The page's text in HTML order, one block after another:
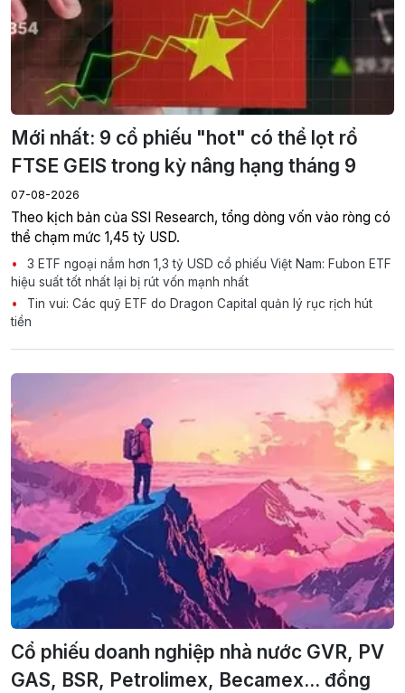
Mới nhất: 9 cổ phiếu "hot" có thể lọt rổ
FTSE GEIS trong kỳ nâng hạng tháng 9
07-08-2026
Theo kịch bản của SSI Research, tổng dòng vốn vào ròng có
thể chạm mức 1,45 tỷ USD.
3 ETF ngoại nắm hơn 1,3 tỷ USD cổ phiếu Việt Nam: Fubon ETF
hiệu suất tốt nhất lại bị rút vốn mạnh nhất
Tin vui: Các quỹ ETF do Dragon Capital quản lý rục rịch hút
tiền
Cổ phiếu doanh nghiệp nhà nước GVR, PV
GAS, BSR, Petrolimex, Becamex... đồng